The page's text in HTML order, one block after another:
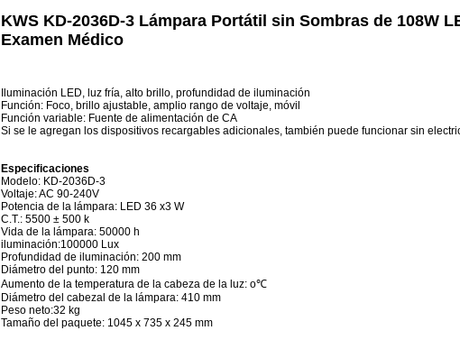
KWS KD-2036D-3 Lámpara Portátil sin Sombras de 108W
Examen Médico
Iluminación LED, luz fría, alto brillo, profundidad de iluminación
Función: Foco, brillo ajustable, amplio rango de voltaje, móvil
Función variable: Fuente de alimentación de CA
Si se le agregan los dispositivos recargables adicionales, también puede funcionar sin
Especificaciones
Modelo: KD-2036D-3
Voltaje: AC 90-240V
Potencia de la lámpara: LED 36 x3 W
C.T.: 5500 ± 500 k
Vida de la lámpara: 50000 h
iluminación:100000 Lux
Profundidad de iluminación: 200 mm
Diámetro del punto: 120 mm
Aumento de la temperatura de la cabeza de la luz: o℃
Diámetro del cabezal de la lámpara: 410 mm
Peso neto:32 kg
Tamaño del paquete: 1045 x 735 x 245 mm